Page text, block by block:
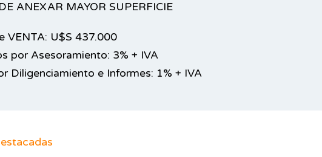
ANEXAR MAYOR SUPERFICIE
VENTA: U$S 437.000
por Asesoramiento: 3% + IVA
Diligenciamiento e Informes: 1% + IVA